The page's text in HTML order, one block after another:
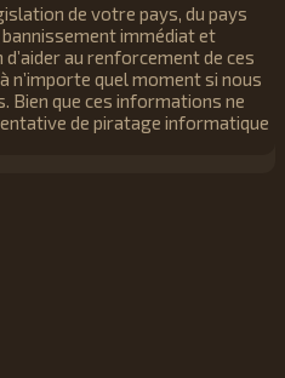
de votre pays, du pays
immédiat et
au renforcement de ces
n’importe quel moment si nous
Bien que ces informations ne
de piratage informatique